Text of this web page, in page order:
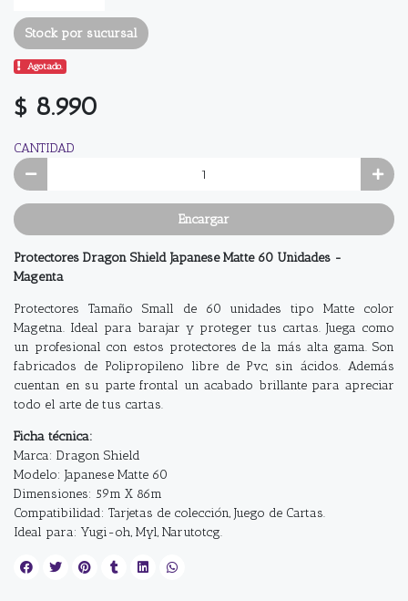
Stock por sucursal
Agotado.
$ 8.990
CANTIDAD
Encargar
Protectores Dragon Shield Japanese Matte 60 Unidades -
Magenta
Protectores Tamaño Small de 60 unidades tipo Matte color
Magetna. Ideal para barajar y proteger tus cartas. Juega como
un profesional con estos protectores de la más alta gama. Son
fabricados de Polipropileno libre de Pvc, sin ácidos. Además
cuentan en su parte frontal un acabado brillante para apreciar
todo el arte de tus cartas.
Ficha técnica:
Marca: Dragon Shield
Modelo: Japanese Matte 60
Dimensiones: 59m X 86m
Compatibilidad: Tarjetas de colección, Juego de Cartas.
Ideal para: Yugi-oh, Myl, Narutotcg.